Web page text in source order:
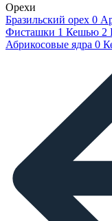
Орехи
Бразильский орех 0
Фисташки 1 Кешью 2
Абрикосовые ядра 0